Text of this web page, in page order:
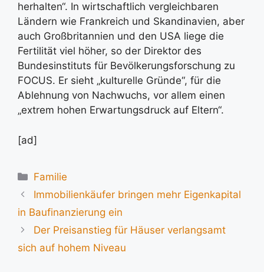
herhalten“. In wirtschaftlich vergleichbaren
Ländern wie Frankreich und Skandinavien, aber
auch Großbritannien und den USA liege die
Fertilität viel höher, so der Direktor des
Bundesinstituts für Bevölkerungsforschung zu
FOCUS. Er sieht „kulturelle Gründe“, für die
Ablehnung von Nachwuchs, vor allem einen
„extrem hohen Erwartungsdruck auf Eltern“.
[ad]
Kategorien
Familie
Immobilienkäufer bringen mehr Eigenkapital
in Baufinanzierung ein
Der Preisanstieg für Häuser verlangsamt
sich auf hohem Niveau